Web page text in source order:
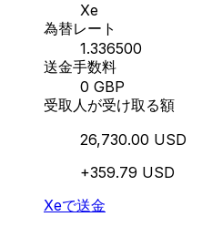
Xe
為替レート
1.336500
送金手数料
0 GBP
受取人が受け取る額
26,730.00 USD
+359.79 USD
Xeで送金